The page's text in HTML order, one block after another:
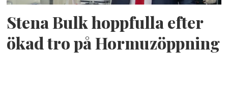
Stena Bulk hoppfulla efter
ökad tro på Hormuzöppning